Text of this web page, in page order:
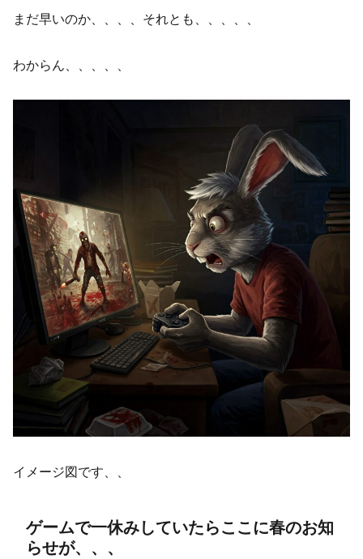
まだ早いのか、、、、それとも、、、、、
わからん、、、、、
イメージ図です、、
ゲームで一休みしていたらここに春のお知
らせが、、、